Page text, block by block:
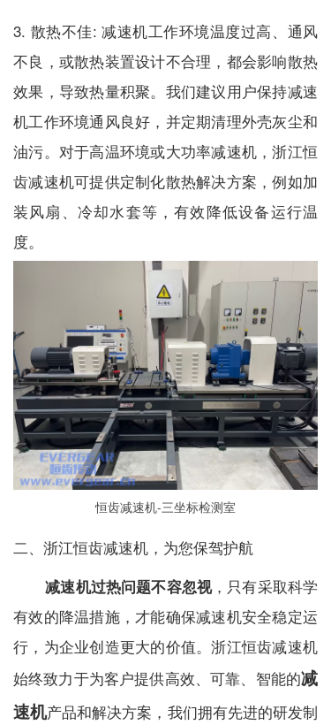
3. 散热不佳:减速机工作环境温度过高、通风
不良，或散热装置设计不合理，都会影响散热
效果，导致热量积聚。我们建议用户保持减速
机工作环境通风良好，并定期清理外壳灰尘和
油污。对于高温环境或大功率减速机 ，浙江恒
齿减速机可提供定制化散热解决方案，例如加
装风扇、冷却水套等，有效降低设备运行温
度。
恒齿减速机-三坐标检测室
二、浙江恒齿减速机 ，为您保驾护航
减速机过热问题不容忽视，只有采取科学
有效的降温措施，才能确保减速机安全稳定运
行，为企业创造更大的价值。浙江恒齿减速机
始终致力于为客户提供高效、可靠、智能的减
速机产品和解决方案，我们拥有先进的研发制